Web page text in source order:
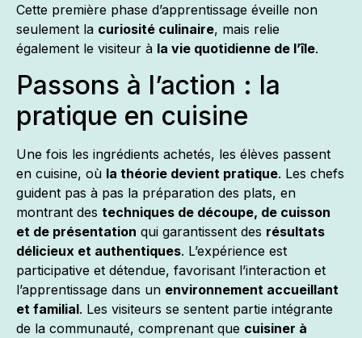
Cette première phase d’apprentissage éveille non
seulement la curiosité culinaire, mais relie
également le visiteur à la vie quotidienne de l’île.
Passons à l’action : la
pratique en cuisine
Une fois les ingrédients achetés, les élèves passent
en cuisine, où la théorie devient pratique. Les chefs
guident pas à pas la préparation des plats, en
montrant des techniques de découpe, de cuisson
et de présentation qui garantissent des résultats
délicieux et authentiques. L’expérience est
participative et détendue, favorisant l’interaction et
l’apprentissage dans un environnement accueillant
et familial. Les visiteurs se sentent partie intégrante
de la communauté, comprenant que cuisiner à